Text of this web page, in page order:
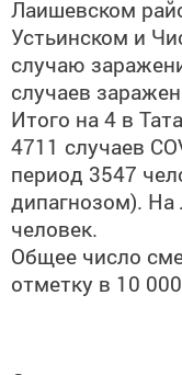
Лаишевском
Устьинском и
случаю
случаев
Итого на 4 в
4711 случаев
период 3547
дипагнозом). На
человек.
Общее число
отметку в 10